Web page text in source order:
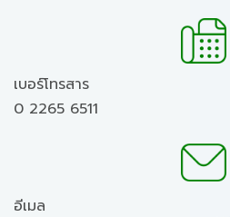
เบอร์โทรสาร
0 2265 6511
อีเมล